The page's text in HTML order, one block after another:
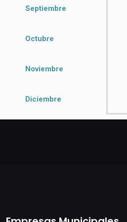
Septiembre
Octubre
Noviembre
Diciembre